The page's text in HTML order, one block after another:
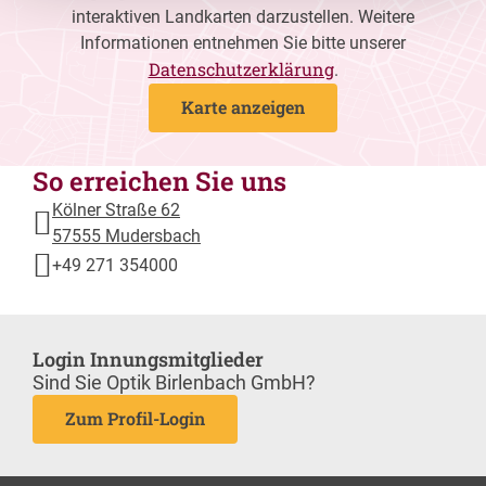
interaktiven Landkarten darzustellen. Weitere
Informationen entnehmen Sie bitte unserer
Datenschutzerklärung.
Karte anzeigen
So erreichen Sie uns
Kölner Straße 62
57555 Mudersbach
+49 271 354000
Login Innungsmitglieder
Sind Sie Optik Birlenbach GmbH?
Zum Profil-Login